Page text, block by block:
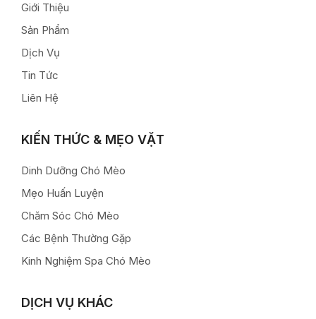
Giới Thiệu
Sản Phẩm
Dịch Vụ
Tin Tức
Liên Hệ
KIẾN THỨC & MẸO VẶT
Dinh Dưỡng Chó Mèo
Mẹo Huấn Luyện
Chăm Sóc Chó Mèo
Các Bệnh Thường Gặp
Kinh Nghiệm Spa Chó Mèo
DỊCH VỤ KHÁC